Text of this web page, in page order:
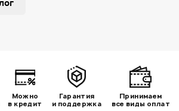
Можно
в кредит
Гарантия
и поддержка
Принимаем
все виды оплат